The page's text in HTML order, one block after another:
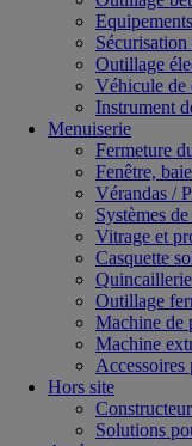
Outillage
Véhicule de
Instrument
Menuiserie
Fermeture
Fenêtre,
Vérandas /
Systèmes
Vitrage et
Casquette
Outillage
Machine de
Machine
Accessoires
Hors site
Solutions